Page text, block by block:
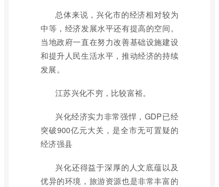
总体来说，兴化市的经济相对较为
中等，经济发展水平还有提高的空间。
当地政府一直在努力改善基础设施建设
和提升人民生活水平，推动经济的持续
发展。
江苏兴化不穷，比较富裕。
兴化经济实力非常强悍，GDP已经
突破900亿元大关，是全市无可置疑的
经济强县
兴化还得益于深厚的人文底蕴以及
优异的环境，旅游资源也是非常丰富的